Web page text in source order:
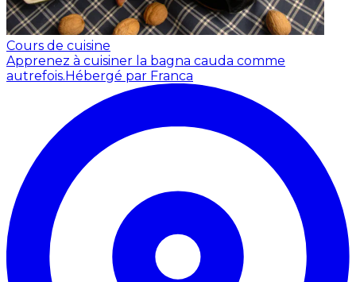
Cours de cuisine
Apprenez à cuisiner la bagna cauda comme
autrefois.Hébergé par Franca